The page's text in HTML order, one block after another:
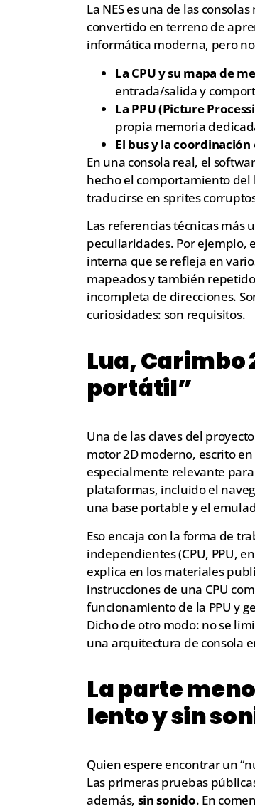
La NES es una de las
convertido en terreno de
informática moderna, pero
La CPU y su mapa de
entrada/salida y
La PPU (Picture
propia memoria
El bus y la coordinación
En una consola real, el
hecho el comportamiento
traducirse en sprites
Las referencias técnicas más
peculiaridades. Por ejemplo,
interna que se refleja en
mapeados y también
incompleta de direcciones.
curiosidades: son requisitos.
Lua, Carimbo
portátil”
Una de las claves del
motor 2D moderno, escrito
especialmente relevante
plataformas, incluido el
una base portable y el
Eso encaja con la forma de
independientes (CPU, PPU,
explica en los materiales
instrucciones de una CPU
funcionamiento de la PPU y
Dicho de otro modo: no se
una arquitectura de consola
La parte
lento y sin
Quien espere encontrar un
Las primeras pruebas
además, sin sonido. En